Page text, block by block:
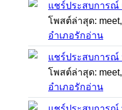
แชร์ประสบการณ์
โพสต์ล่าสุด: meet,
อำเภอรักอ่าน
แชร์ประสบการณ์
โพสต์ล่าสุด: meet,
อำเภอรักอ่าน